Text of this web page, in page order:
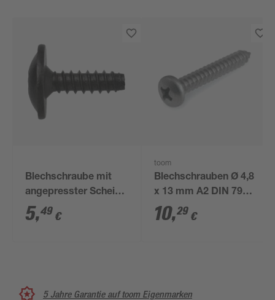
Blechschraube mit
angepresster Scheibe
VAG 4,8 x 16 mm, 5
Stück
5,49 €
toom
Blechschrauben Ø 4,8
x 13 mm A2 DIN 7981
50 Stück
10,29 €
5 Jahre Garantie auf toom Eigenmarken